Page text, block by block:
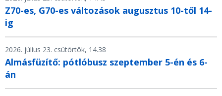
Z70-es, G70-es változások augusztus 10-től 14-
ig
2026. július 23. csütörtök, 14.38
Almásfüzítő: pótlóbusz szeptember 5-én és 6-
án